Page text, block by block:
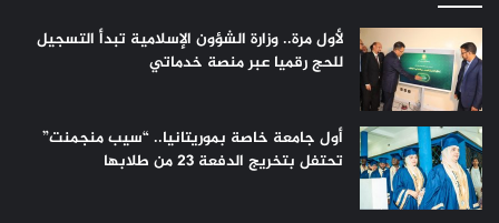
لأول مرة.. وزارة الشؤون الإسلامية تبدأ التسجيل
للحج رقميا عبر منصة خدماتي
أول جامعة خاصة بموريتانيا.. “سيب منجمنت”
تحتفل بتخريج الدفعة 23 من طلابها